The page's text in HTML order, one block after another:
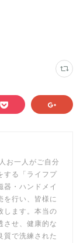
お一人がご自分
する「ライフプ
器・ハンドメイ
を行い、皆様に
します。本当の
させ、健康的な
質で洗練された